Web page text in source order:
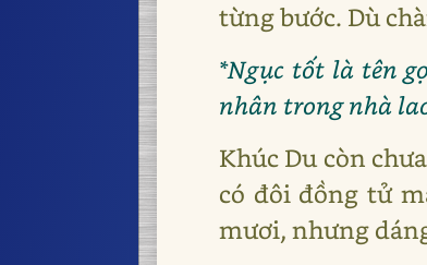
từng bước. Dù
*Ngục tốt là tên
nhân trong nhà
Khúc Du còn
có đôi đồng tử
mươi, nhưng